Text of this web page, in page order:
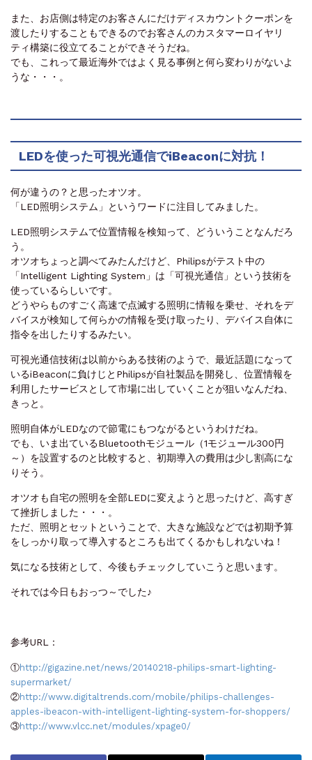
また、お店側は特定のお客さんにだけディスカウントクーポンを
渡したりすることもできるのでお客さんのカスタマーロイヤリ
ティ構築に役立てることができそうだね。
でも、これって最近海外ではよく見る事例と何ら変わりがないよ
うな・・・。
LEDを使った可視光通信でiBeaconに対抗！
何が違うの？と思ったオツオ。
「LED照明システム」というワードに注目してみました。
LED照明システムで位置情報を検知って、どういうことなんだろ
う。
オツオちょっと調べてみたんだけど、Philipsがテスト中の
「Intelligent Lighting System」は「可視光通信」という技術を
使っているらしいです。
どうやらものすごく高速で点滅する照明に情報を乗せ、それをデ
バイスが検知して何らかの情報を受け取ったり、デバイス自体に
指令を出したりするみたい。
可視光通信技術は以前からある技術のようで、最近話題になって
いるiBeaconに負けじとPhilipsが自社製品を開発し、位置情報を
利用したサービスとして市場に出していくことが狙いなんだね、
きっと。
照明自体がLEDなので節電にもつながるというわけだね。
でも、いま出ているBluetoothモジュール（1モジュール300円
～）を設置するのと比較すると、初期導入の費用は少し割高にな
りそう。
オツオも自宅の照明を全部LEDに変えようと思ったけど、高すぎ
て挫折しました・・・。
ただ、照明とセットということで、大きな施設などでは初期予算
をしっかり取って導入するところも出てくるかもしれないね！
気になる技術として、今後もチェックしていこうと思います。
それでは今日もおっつ～でした♪
参考URL：
①http://gigazine.net/news/20140218-philips-smart-lighting-
supermarket/
②http://www.digitaltrends.com/mobile/philips-challenges-
apples-ibeacon-with-intelligent-lighting-system-for-shoppers/
③http://www.vlcc.net/modules/xpage0/